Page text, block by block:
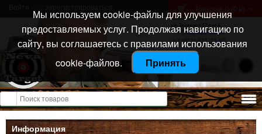
Санкт-Петербург
ул. Тележная 37 лит А
+7 (911) 021-04-08
+7 (812) 921-73-50
Товаров: 0 (0 p )
Открыть меню
Информация
Мы используем cookie-файлы для улучшения
предоставляемых услуг. Продолжая навигацию по
сайту, вы соглашаетесь с правилами использования
cookie-файлов.
Принять